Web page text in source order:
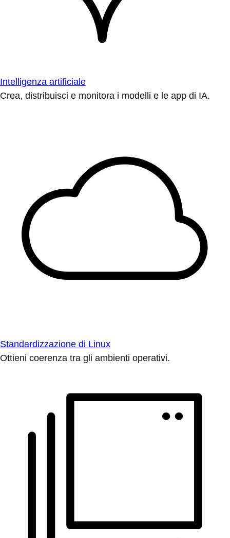
Intelligenza artificiale
Crea, distribuisci e monitora i modelli e le app di IA.
Standardizzazione di Linux
Ottieni coerenza tra gli ambienti operativi.